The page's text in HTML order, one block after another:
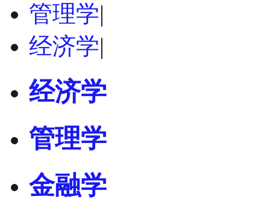
管理学|
经济学|
经济学
管理学
金融学